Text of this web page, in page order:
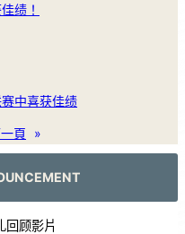
绩！
中喜获佳绩
頁 »
顾影片